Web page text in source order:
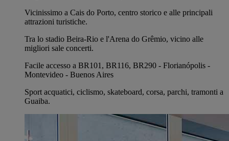
Vicinissimo a Cais do Porto, centro storico e alle principali
attrazioni turistiche.
Tra lo stadio Beira-Rio e l'Arena do Grêmio, vicino alle
migliori sale concerti.
Facile accesso a BR101, BR116, BR290 - Florianópolis -
Montevideo - Buenos Aires
Sport acquatici, ciclismo, skateboard, corsa, parchi, tramonti a
Guaiba.